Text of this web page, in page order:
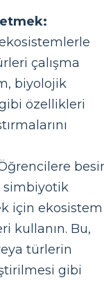
çalışma
biyolojik
özellikleri
simbiyotik
için ekosistem
kullanın. Bu,
türlerin
gibi